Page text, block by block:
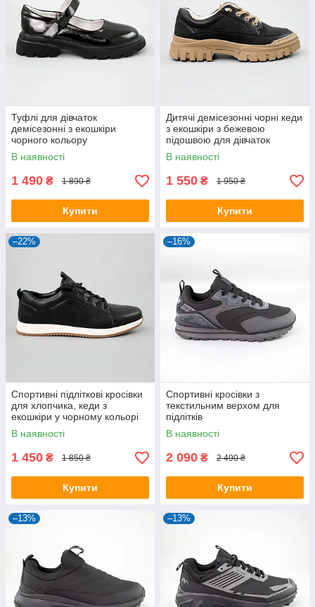
Туфлі для дівчаток
демісезонні з екошкіри
чорного кольору
В наявності
1 490 ₴ 1 890 ₴
Купити
Дитячі демісезонні чорні кеди
з екошкіри з бежевою
підошвою для дівчаток
В наявності
1 550 ₴ 1 950 ₴
Купити
–22%
Спортивні підліткові кросівки
для хлопчика, кеди з
екошкіри у чорному кольорі
В наявності
1 450 ₴ 1 850 ₴
Купити
–16%
Спортивні кросівки з
текстильним верхом для
підлітків
В наявності
2 090 ₴ 2 490 ₴
Купити
–13% –13%